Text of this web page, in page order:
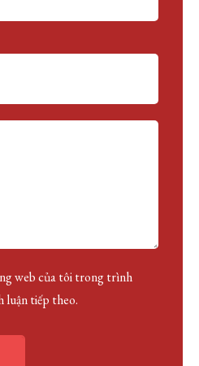
web của tôi trong trình
luận tiếp theo.